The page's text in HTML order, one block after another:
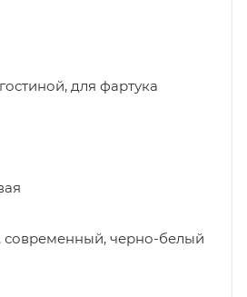
для фартука
современный, черно-белый